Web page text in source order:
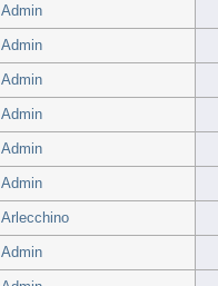
Admin
Admin
Admin
Admin
Admin
Admin
Arlecchino
Admin